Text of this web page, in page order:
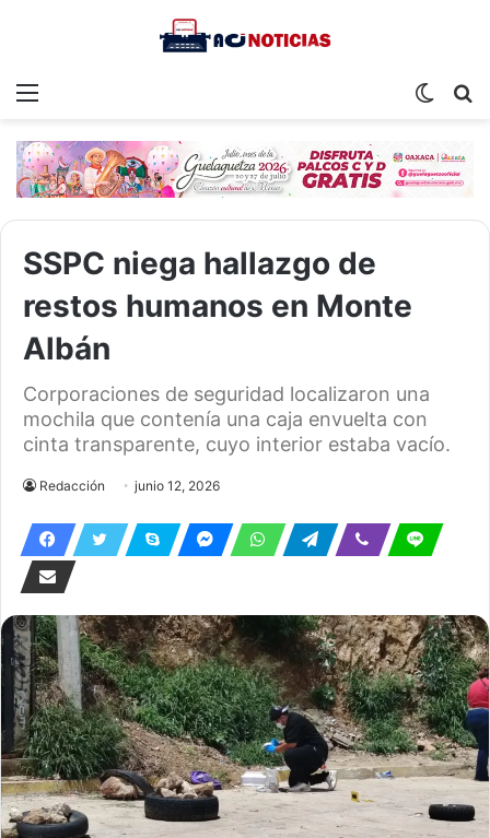
Menu
Switch
SSPC niega hallazgo de
restos humanos en Monte
Albán
Corporaciones de seguridad localizaron una
mochila que contenía una caja envuelta con
cinta transparente, cuyo interior estaba vacío.
Redacción junio 12, 2026